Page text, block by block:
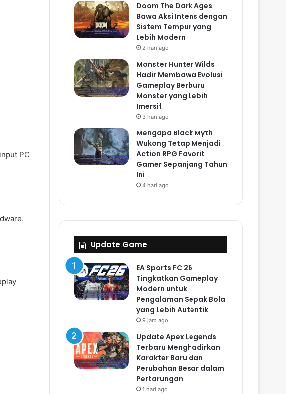
PC
Doom The Dark Ages
Bawa Aksi Intens dengan
Sistem Tempur yang
Lebih Modern
2 hari ago
Monster Hunter Wilds
Hadir Membawa Evolusi
Gameplay Berburu
Monster yang Lebih
Imersif
3 hari ago
Mengapa Black Myth
Wukong Tetap Menjadi
Action RPG Favorit
Gamer Sepanjang Tahun
Ini
4 hari ago
Update Game
EA Sports FC 26
Tingkatkan Gameplay
Modern untuk
Pengalaman Sepak Bola
yang Lebih Autentik
9 jam ago
Update Apex Legends
Terbaru Menghadirkan
Karakter Baru dan
Perubahan Besar dalam
Pertarungan
1 hari ago